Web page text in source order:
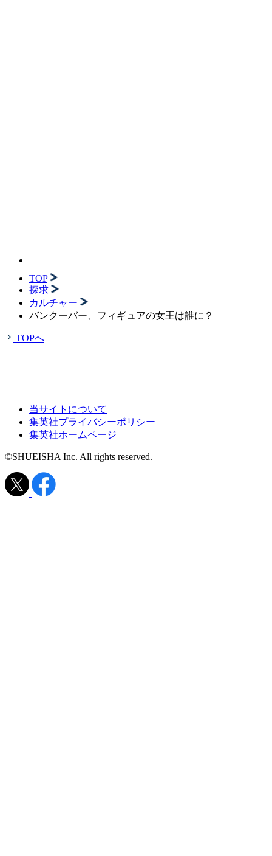
TOP
探求
カルチャー
バンクーバー、フィギュアの女王は誰に？
TOPへ
当サイトについて
集英社プライバシーポリシー
集英社ホームページ
©SHUEISHA Inc. All rights reserved.